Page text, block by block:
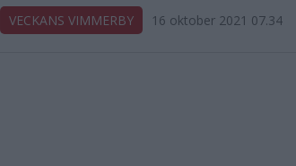
VECKANS VIMMERBY 16 oktober 2021 07.34